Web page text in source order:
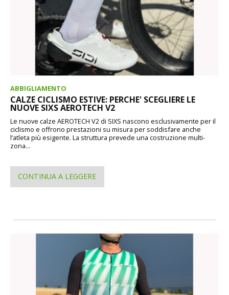
ABBIGLIAMENTO
CALZE CICLISMO ESTIVE: PERCHE' SCEGLIERE LE
NUOVE SIXS AEROTECH V2
Le nuove calze AEROTECH V2 di SIXS nascono esclusivamente per il
ciclismo e offrono prestazioni su misura per soddisfare anche
l’atleta più esigente. La struttura prevede una costruzione multi-
zona...
CONTINUA A LEGGERE